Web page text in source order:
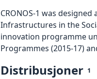
CRONOS-1 was
Infrastructures in the
innovation programme
Programmes (2015-17)
Distribusjoner 1